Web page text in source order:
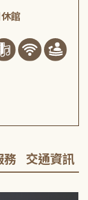
館
務 交通資訊